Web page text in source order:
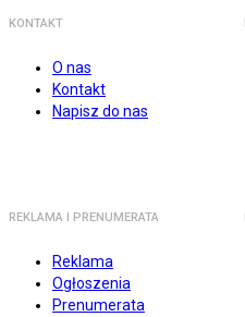
KONTAKT
O nas
Kontakt
Napisz do nas
REKLAMA I PRENUMERATA
Reklama
Ogłoszenia
Prenumerata